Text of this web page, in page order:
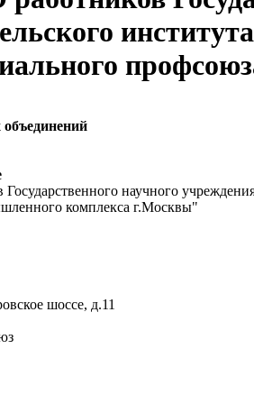
научного учреждения
комплекса г.Москвы"
шоссе, д.11